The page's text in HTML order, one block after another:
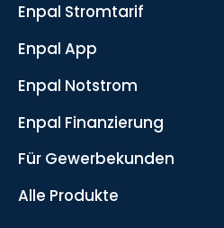
Enpal Stromtarif
Enpal App
Enpal Notstrom
Enpal Finanzierung
Für Gewerbekunden
Alle Produkte